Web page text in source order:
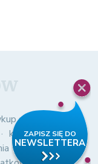
samochodu z
kasowy pit
obowiązkowe